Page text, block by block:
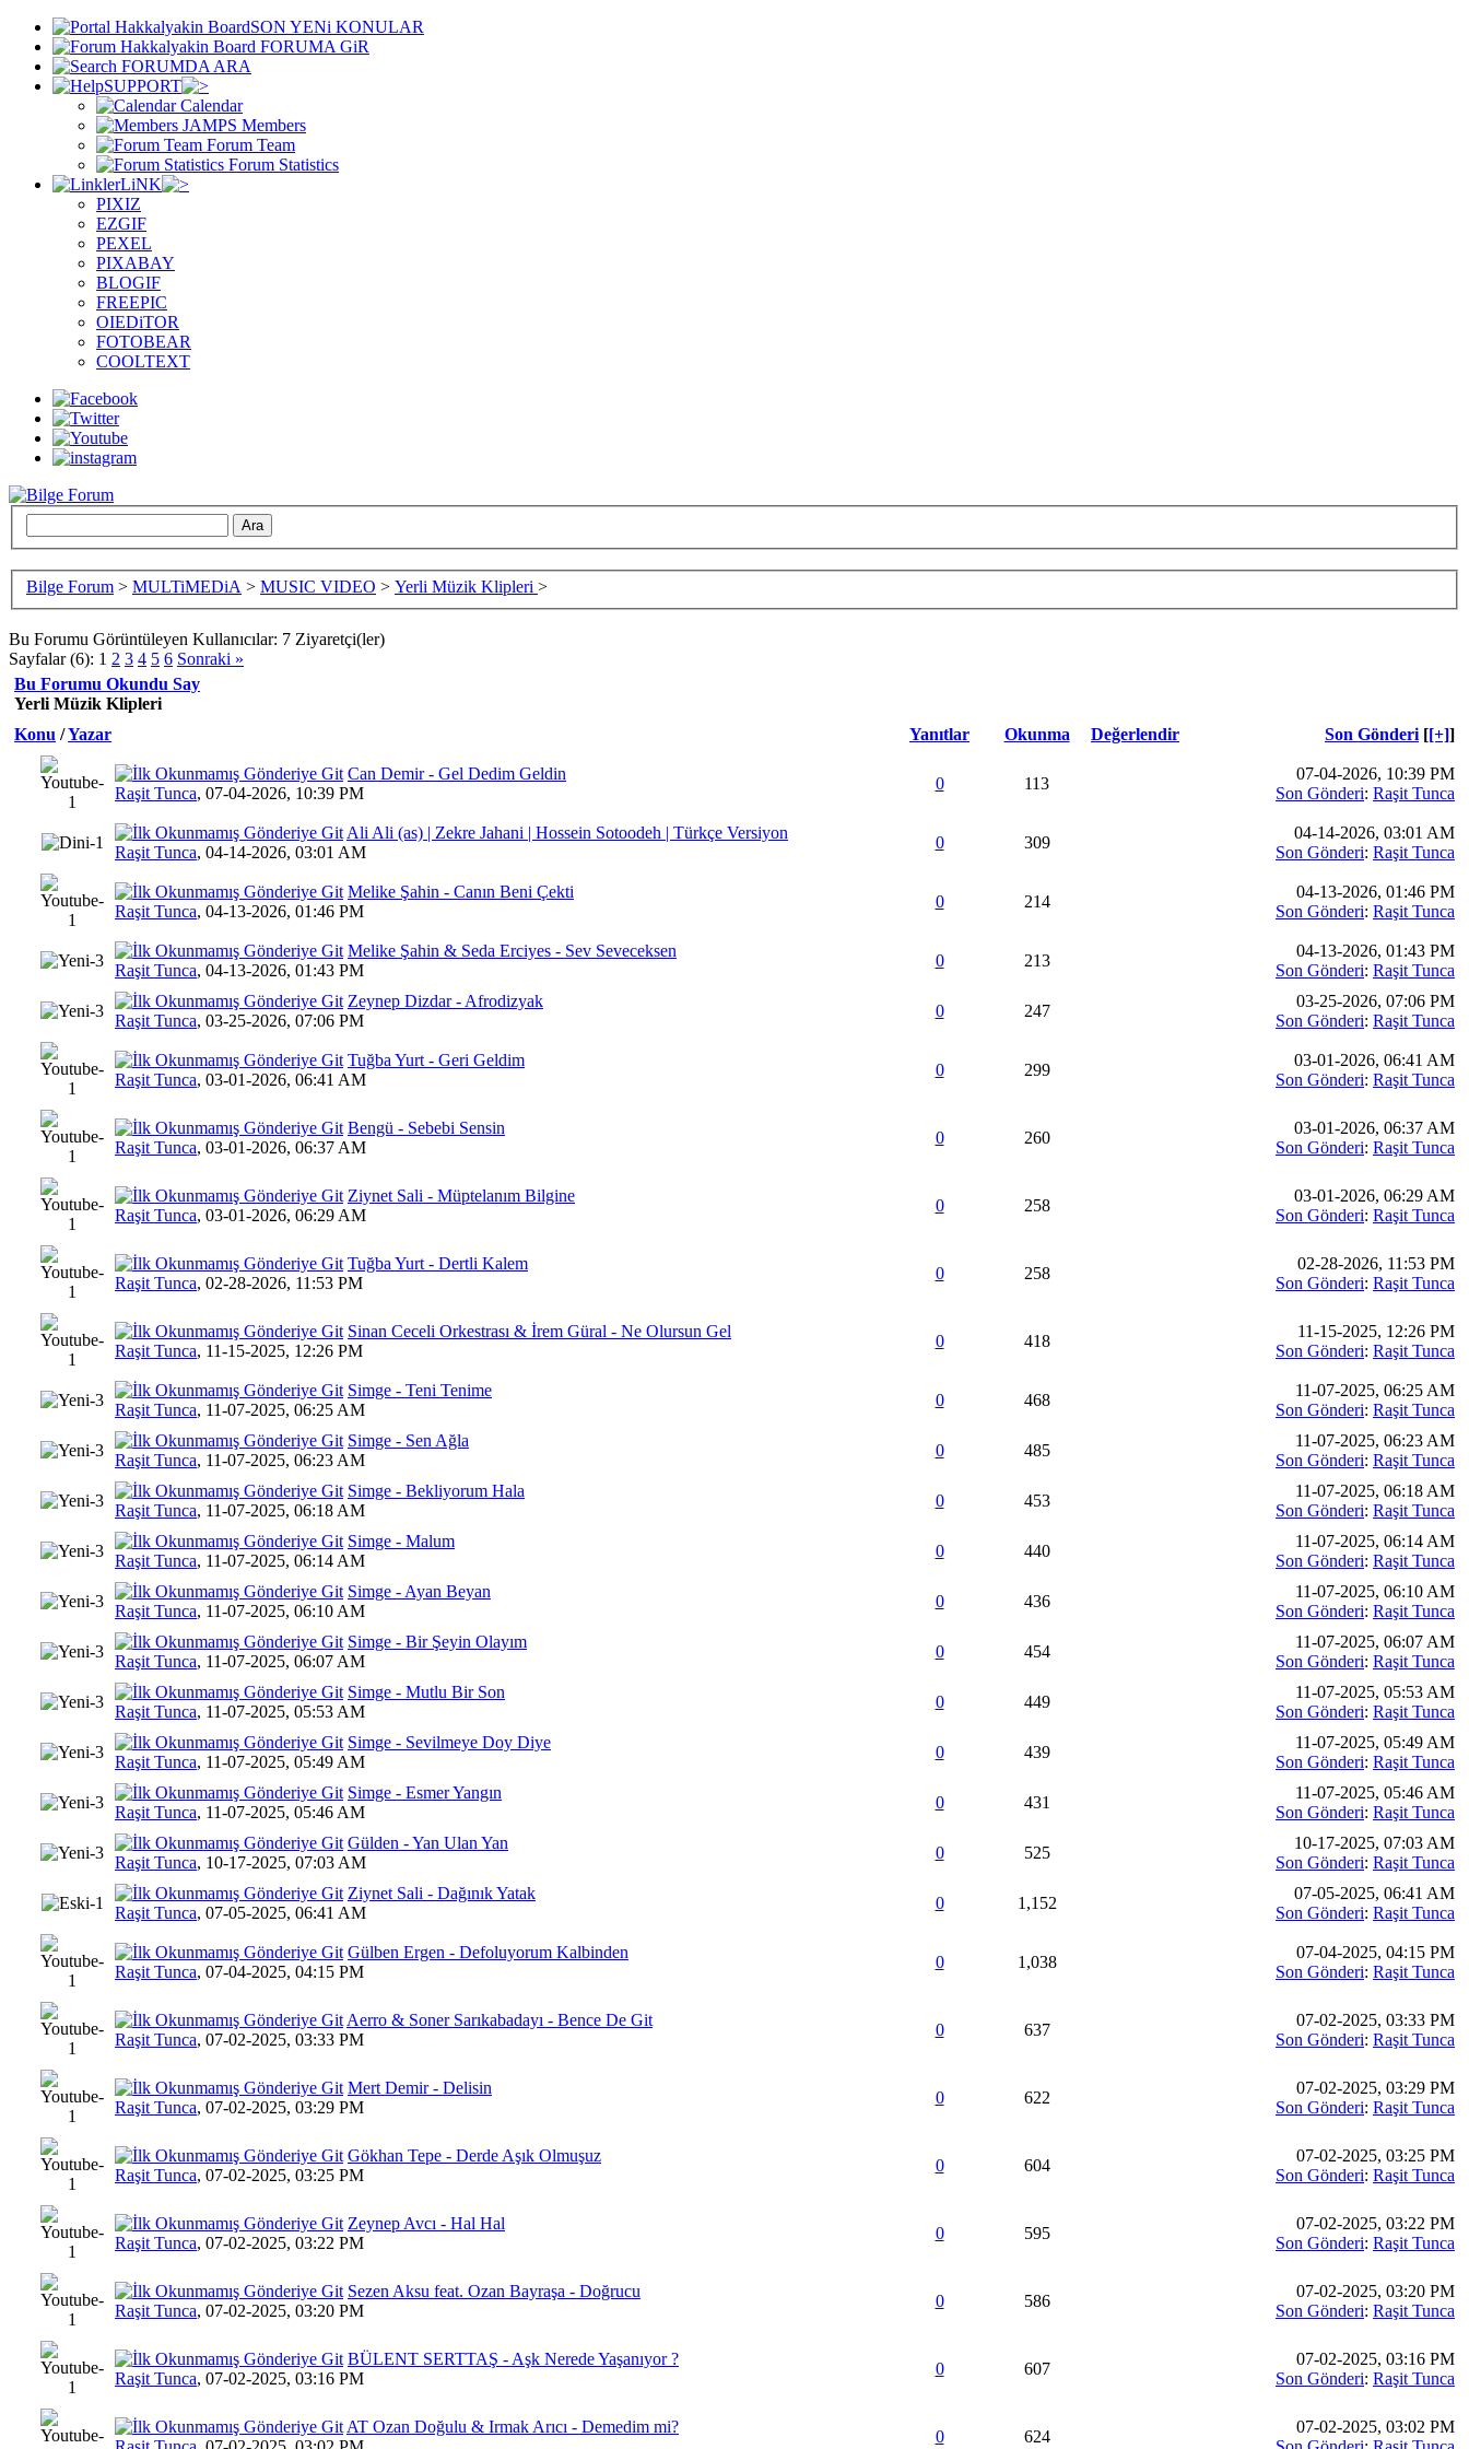
SON YENi KONULAR
FORUMA GiR
FORUMDA ARA
SUPPORT
Calendar
Members
Forum Team
Forum Statistics
LiNK
PIXIZ
EZGIF
PEXEL
PIXABAY
BLOGIF
FREEPIC
OIEDiTOR
FOTOBEAR
COOLTEXT
Bilge Forum > MULTiMEDiA > MUSIC VIDEO > Yerli Müzik Klipleri >
Bu Forumu Görüntüleyen Kullanıcılar: 7 Ziyaretçi(ler)
Sayfalar (6): 1 2 3 4 5 6 Sonraki »
Bu Forumu Okundu Say
Yerli Müzik Klipleri
Konu /Yazar Yanıtlar Okunma Değerlendir Son Gönderi [[+]]
Can Demir - Gel Dedim Geldin
Raşit Tunca, 07-04-2026, 10:39 PM
0 113
0 Oy(lar) - Ortalama 5 üzerinden 0
07-04-2026, 10:39 PM
Son Gönderi: Raşit Tunca
Ali Ali (as) | Zekre Jahani | Hossein Sotoodeh | Türkçe Versiyon
Raşit Tunca, 04-14-2026, 03:01 AM
0 309
1 Oy(lar) - Ortalama 5 üzerinden 4
04-14-2026, 03:01 AM
Son Gönderi: Raşit Tunca
Melike Şahin - Canın Beni Çekti
Raşit Tunca, 04-13-2026, 01:46 PM
0 214
1 Oy(lar) - Ortalama 5 üzerinden 5
04-13-2026, 01:46 PM
Son Gönderi: Raşit Tunca
Melike Şahin & Seda Erciyes - Sev Seveceksen
Raşit Tunca, 04-13-2026, 01:43 PM
0 213
4 Oy(lar) - Ortalama 5 üzerinden 4
04-13-2026, 01:43 PM
Son Gönderi: Raşit Tunca
Zeynep Dizdar - Afrodizyak
Raşit Tunca, 03-25-2026, 07:06 PM
0 247
1 Oy(lar) - Ortalama 5 üzerinden 2
03-25-2026, 07:06 PM
Son Gönderi: Raşit Tunca
Tuğba Yurt - Geri Geldim
Raşit Tunca, 03-01-2026, 06:41 AM
0 299
5 Oy(lar) - Ortalama 5 üzerinden 4
03-01-2026, 06:41 AM
Son Gönderi: Raşit Tunca
Bengü - Sebebi Sensin
Raşit Tunca, 03-01-2026, 06:37 AM
0 260
0 Oy(lar) - Ortalama 5 üzerinden 0
03-01-2026, 06:37 AM
Son Gönderi: Raşit Tunca
Ziynet Sali - Müptelanım Bilgine
Raşit Tunca, 03-01-2026, 06:29 AM
0 258
1 Oy(lar) - Ortalama 5 üzerinden 2
03-01-2026, 06:29 AM
Son Gönderi: Raşit Tunca
Tuğba Yurt - Dertli Kalem
Raşit Tunca, 02-28-2026, 11:53 PM
0 258
0 Oy(lar) - Ortalama 5 üzerinden 0
02-28-2026, 11:53 PM
Son Gönderi: Raşit Tunca
Sinan Ceceli Orkestrası & İrem Güral - Ne Olursun Gel
Raşit Tunca, 11-15-2025, 12:26 PM
0 418
7 Oy(lar) - Ortalama 5 üzerinden 3.14
11-15-2025, 12:26 PM
Son Gönderi: Raşit Tunca
Simge - Teni Tenime
Raşit Tunca, 11-07-2025, 06:25 AM
0 468
7 Oy(lar) - Ortalama 5 üzerinden 2.71
11-07-2025, 06:25 AM
Son Gönderi: Raşit Tunca
Simge - Sen Ağla
Raşit Tunca, 11-07-2025, 06:23 AM
0 485
5 Oy(lar) - Ortalama 5 üzerinden 3
11-07-2025, 06:23 AM
Son Gönderi: Raşit Tunca
Simge - Bekliyorum Hala
Raşit Tunca, 11-07-2025, 06:18 AM
0 453
10 Oy(lar) - Ortalama 5 üzerinden 2.8
11-07-2025, 06:18 AM
Son Gönderi: Raşit Tunca
Simge - Malum
Raşit Tunca, 11-07-2025, 06:14 AM
0 440
6 Oy(lar) - Ortalama 5 üzerinden 3.33
11-07-2025, 06:14 AM
Son Gönderi: Raşit Tunca
Simge - Ayan Beyan
Raşit Tunca, 11-07-2025, 06:10 AM
0 436
10 Oy(lar) - Ortalama 5 üzerinden 3.6
11-07-2025, 06:10 AM
Son Gönderi: Raşit Tunca
Simge - Bir Şeyin Olayım
Raşit Tunca, 11-07-2025, 06:07 AM
0 454
6 Oy(lar) - Ortalama 5 üzerinden 3
11-07-2025, 06:07 AM
Son Gönderi: Raşit Tunca
Simge - Mutlu Bir Son
Raşit Tunca, 11-07-2025, 05:53 AM
0 449
8 Oy(lar) - Ortalama 5 üzerinden 2.88
11-07-2025, 05:53 AM
Son Gönderi: Raşit Tunca
Simge - Sevilmeye Doy Diye
Raşit Tunca, 11-07-2025, 05:49 AM
0 439
11 Oy(lar) - Ortalama 5 üzerinden 2.91
11-07-2025, 05:49 AM
Son Gönderi: Raşit Tunca
Simge - Esmer Yangın
Raşit Tunca, 11-07-2025, 05:46 AM
0 431
8 Oy(lar) - Ortalama 5 üzerinden 2.88
11-07-2025, 05:46 AM
Son Gönderi: Raşit Tunca
Gülden - Yan Ulan Yan
Raşit Tunca, 10-17-2025, 07:03 AM
0 525
4 Oy(lar) - Ortalama 5 üzerinden 3.5
10-17-2025, 07:03 AM
Son Gönderi: Raşit Tunca
Ziynet Sali - Dağınık Yatak
Raşit Tunca, 07-05-2025, 06:41 AM
0 1,152
15 Oy(lar) - Ortalama 5 üzerinden 3
07-05-2025, 06:41 AM
Son Gönderi: Raşit Tunca
Gülben Ergen - Defoluyorum Kalbinden
Raşit Tunca, 07-04-2025, 04:15 PM
0 1,038
12 Oy(lar) - Ortalama 5 üzerinden 3.25
07-04-2025, 04:15 PM
Son Gönderi: Raşit Tunca
Aerro & Soner Sarıkabadayı - Bence De Git
Raşit Tunca, 07-02-2025, 03:33 PM
0 637
14 Oy(lar) - Ortalama 5 üzerinden 3.07
07-02-2025, 03:33 PM
Son Gönderi: Raşit Tunca
Mert Demir - Delisin
Raşit Tunca, 07-02-2025, 03:29 PM
0 622
10 Oy(lar) - Ortalama 5 üzerinden 3.3
07-02-2025, 03:29 PM
Son Gönderi: Raşit Tunca
Gökhan Tepe - Derde Aşık Olmuşuz
Raşit Tunca, 07-02-2025, 03:25 PM
0 604
17 Oy(lar) - Ortalama 5 üzerinden 3.53
07-02-2025, 03:25 PM
Son Gönderi: Raşit Tunca
Zeynep Avcı - Hal Hal
Raşit Tunca, 07-02-2025, 03:22 PM
0 595
2 Oy(lar) - Ortalama 5 üzerinden 3.5
07-02-2025, 03:22 PM
Son Gönderi: Raşit Tunca
Sezen Aksu feat. Ozan Bayraşa - Doğrucu
Raşit Tunca, 07-02-2025, 03:20 PM
0 586
13 Oy(lar) - Ortalama 5 üzerinden 2.54
07-02-2025, 03:20 PM
Son Gönderi: Raşit Tunca
BÜLENT SERTTAŞ - Aşk Nerede Yaşanıyor ?
Raşit Tunca, 07-02-2025, 03:16 PM
0 607
10 Oy(lar) - Ortalama 5 üzerinden 3.8
07-02-2025, 03:16 PM
Son Gönderi: Raşit Tunca
AT Ozan Doğulu & Irmak Arıcı - Demedim mi?
0 624
13 Oy(lar) - Ortalama 5 üzerinden 3.23
07-02-2025, 03:02 PM